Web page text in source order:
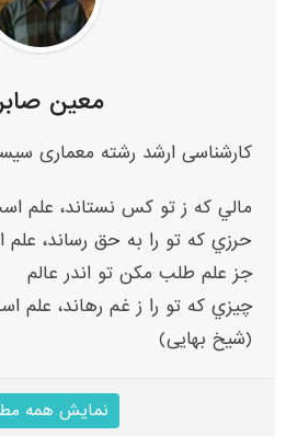
معین
کارشناسی ارشد رشته معماری
مالي که ز تو کس نستاند، علم
حرزي که تو را به حق رساند،
جز علم طلب مکن تو اندر عالم
چيزي که تو را ز غم رهاند، علم
(شیخ بهایی)
نمایش همه